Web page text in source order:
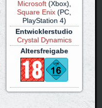
Microsoft(Xbox),
Square Enix (PC,
PlayStation 4)
Entwicklerstudio
Crystal Dynamics
Altersfreigabe